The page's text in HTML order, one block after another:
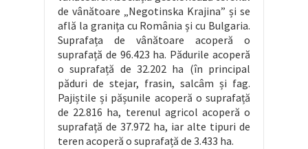
de vânătoare „Negotinska Krajina” și se
află la granița cu România și cu Bulgaria.
Suprafața de vânătoare acoperă o
suprafață de 96.423 ha. Pădurile acoperă
o suprafață de 32.202 ha (în principal
păduri de stejar, frasin, salcâm și fag.
Pajiștile și pășunile acoperă o suprafață
de 22.816 ha, terenul agricol acoperă o
suprafață de 37.972 ha, iar alte tipuri de
teren acoperă o suprafață de 3.433 ha.